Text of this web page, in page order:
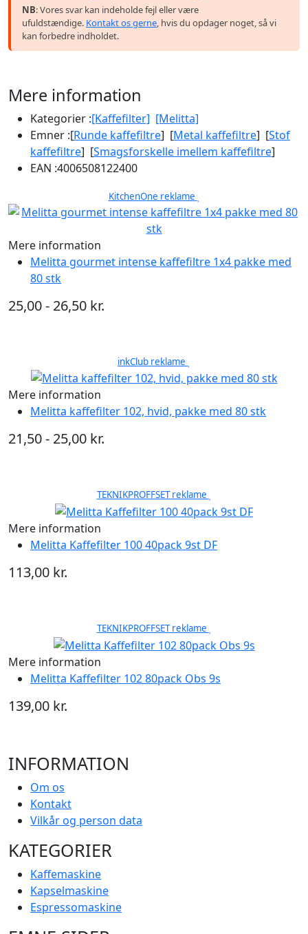
NB: Vores svar kan indeholde fejl eller være
ufuldstændige. Kontakt os gerne, hvis du opdager noget, så vi
kan forbedre indholdet.
Mere information
Kategorier :[Kaffefilter] [Melitta]
Emner :[Runde kaffefiltre] [Metal kaffefiltre] [Stof
kaffefiltre] [Smagsforskelle imellem kaffefiltre]
EAN :4006508122400
KitchenOne reklame
Mere information
Melitta gourmet intense kaffefiltre 1x4 pakke med
80 stk
25,00 - 26,50 kr.
inkClub reklame
Mere information
Melitta kaffefilter 102, hvid, pakke med 80 stk
21,50 - 25,00 kr.
TEKNIKPROFFSET reklame
Mere information
Melitta Kaffefilter 100 40pack 9st DF
113,00 kr.
TEKNIKPROFFSET reklame
Mere information
Melitta Kaffefilter 102 80pack Obs 9s
139,00 kr.
INFORMATION
Om os
Kontakt
Vilkår og person data
KATEGORIER
Kaffemaskine
Kapselmaskine
Espressomaskine